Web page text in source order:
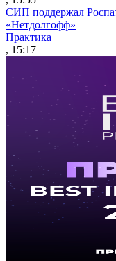
СИП поддержал
«Нетдолгофф»
Практика
, 15:17